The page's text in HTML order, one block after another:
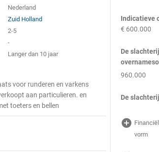
Nederland
Zuid Holland
2-5
-
Langer dan 10 jaar
voor runderen en varkens
aan particulieren. en
toeters en bellen
Indicatieve
€ 600.000
De
960.000
De
add_circle
vorm